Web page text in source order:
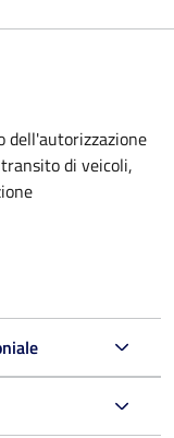
dell'autorizzazione
di veicoli,